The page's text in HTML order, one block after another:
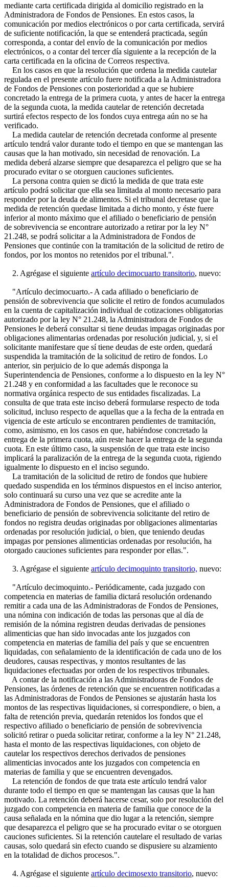
mediante carta certificada dirigida al domicilio registrado en la
Administradora de Fondos de Pensiones. En estos casos, la
comunicación por medios electrónicos o por carta certificada, servirá
de suficiente notificación, la que se entenderá practicada, según
corresponda, a contar del envío de la comunicación por medios
electrónicos, o a contar del tercer día siguiente a la recepción de la
carta certificada en la oficina de Correos respectiva.
En los casos en que la resolución que ordena la medida cautelar
regulada en el presente artículo fuere notificada a la Administradora
de Fondos de Pensiones con posterioridad a que se hubiere
concretado la entrega de la primera cuota, y antes de hacer la entrega
de la segunda cuota, la medida cautelar de retención decretada
surtirá efectos respecto de los fondos cuya entrega aún no se ha
verificado.
La medida cautelar de retención decretada conforme al presente
artículo tendrá valor durante todo el tiempo en que se mantengan las
causas que la han motivado, sin necesidad de renovación. La
medida deberá alzarse siempre que desaparezca el peligro que se ha
procurado evitar o se otorguen cauciones suficientes.
La persona contra quien se dictó la medida de que trata este
artículo podrá solicitar que ella sea limitada al monto necesario para
responder por la deuda de alimentos. Si el tribunal decretase que la
medida de retención quedase limitada a dicho monto, y éste fuere
inferior al monto máximo que el afiliado o beneficiario de pensión
de sobrevivencia se encontrare autorizado a retirar por la ley N°
21.248, se podrá solicitar a la Administradora de Fondos de
Pensiones que continúe con la tramitación de la solicitud de retiro de
fondos, por los montos no retenidos por el tribunal.".
2. Agrégase el siguiente artículo decimocuarto transitorio, nuevo:
"Artículo decimocuarto.- A cada afiliado o beneficiario de
pensión de sobrevivencia que solicite el retiro de fondos acumulados
en la cuenta de capitalización individual de cotizaciones obligatorias
autorizado por la ley N° 21.248, la Administradora de Fondos de
Pensiones le deberá consultar si tiene deudas impagas originadas por
obligaciones alimentarias ordenadas por resolución judicial, y, si el
solicitante manifestare que sí tiene deudas de este orden, quedará
suspendida la tramitación de la solicitud de retiro de fondos. Lo
anterior, sin perjuicio de lo que además disponga la
Superintendencia de Pensiones, conforme a lo dispuesto en la ley N°
21.248 y en conformidad a las facultades que le reconoce su
normativa orgánica respecto de sus entidades fiscalizadas. La
consulta de que trata este inciso deberá formularse respecto de toda
solicitud, incluso respecto de aquellas que a la fecha de la entrada en
vigencia de este artículo se encontraren pendientes de tramitación,
como, asimismo, en los casos en que, habiéndose concretado la
entrega de la primera cuota, aún reste hacer la entrega de la segunda
cuota. En este último caso, la suspensión de que trata este inciso
implicará la paralización de la entrega de la segunda cuota, rigiendo
igualmente lo dispuesto en el inciso segundo.
La tramitación de la solicitud de retiro de fondos que hubiere
quedado suspendida en los términos dispuestos en el inciso anterior,
solo continuará su curso una vez que se acredite ante la
Administradora de Fondos de Pensiones, que el afiliado o
beneficiario de pensión de sobrevivencia solicitante del retiro de
fondos no registra deudas originadas por obligaciones alimentarias
ordenadas por resolución judicial, o bien, que teniendo deudas
impagas por pensiones alimenticias ordenadas por resolución, ha
otorgado cauciones suficientes para responder por ellas.".
3. Agrégase el siguiente artículo decimoquinto transitorio, nuevo:
"Artículo decimoquinto.- Periódicamente, cada juzgado con
competencia en materias de familia dictará resolución ordenando
remitir a cada una de las Administradoras de Fondos de Pensiones,
una nómina con indicación de todas las personas que al día de
remisión de la nómina registren deudas derivadas de pensiones
alimenticias que han sido invocadas ante los juzgados con
competencia en materias de familia del país y que se encuentren
liquidadas, con señalamiento de la identificación de cada uno de los
deudores, causas respectivas, y montos resultantes de las
liquidaciones efectuadas por orden de los respectivos tribunales.
A contar de la notificación a las Administradoras de Fondos de
Pensiones, las órdenes de retención que se encuentren notificadas a
las Administradoras de Fondos de Pensiones se ajustarán hasta los
montos de las respectivas liquidaciones, si correspondiere, o bien, a
falta de retención previa, quedarán retenidos los fondos que el
respectivo afiliado o beneficiario de pensión de sobrevivencia
solicitó retirar o pueda solicitar retirar, conforme a la ley N° 21.248,
hasta el monto de las respectivas liquidaciones, con objeto de
cautelar los respectivos derechos derivados de pensiones
alimenticias invocados ante los juzgados con competencia en
materias de familia y que se encuentren devengados.
La retención de fondos de que trata este artículo tendrá valor
durante todo el tiempo en que se mantengan las causas que la han
motivado. La retención deberá hacerse cesar, solo por resolución del
juzgado con competencia en materia de familia que conoce de la
causa señalada en la nómina que dio lugar a la retención, siempre
que desaparezca el peligro que se ha procurado evitar o se otorguen
cauciones suficientes. Si la retención cautelare el resultado de varias
causas, solo quedará sin efecto cuando se dispusiere su alzamiento
en la totalidad de dichos procesos.".
4. Agrégase el siguiente artículo decimosexto transitorio, nuevo: